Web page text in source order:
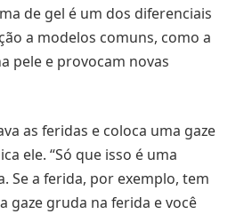
de gel é um dos diferenciais
a modelos comuns, como a
pele e provocam novas
as feridas e coloca uma gaze
ele. “Só que isso é uma
Se a ferida, por exemplo, tem
gaze gruda na ferida e você